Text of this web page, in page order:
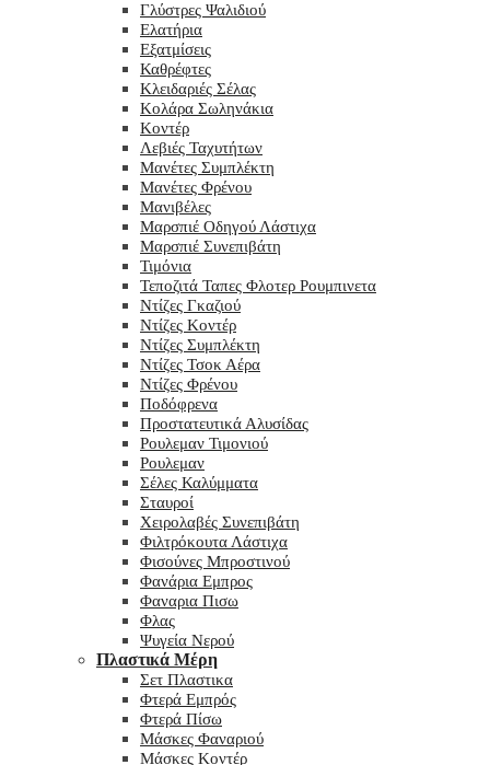
Γλύστρες Ψαλιδιού
Ελατήρια
Εξατμίσεις
Καθρέφτες
Κλειδαριές Σέλας
Κολάρα Σωληνάκια
Κοντέρ
Λεβιές Ταχυτήτων
Μανέτες Συμπλέκτη
Μανέτες Φρένου
Μανιβέλες
Μαρσπιέ Οδηγού Λάστιχα
Μαρσπιέ Συνεπιβάτη
Τιμόνια
Τεποζιτά Ταπες Φλοτερ Ρουμπινετα
Ντίζες Γκαζιού
Ντίζες Κοντέρ
Ντίζες Συμπλέκτη
Ντίζες Τσοκ Αέρα
Ντίζες Φρένου
Ποδόφρενα
Προστατευτικά Αλυσίδας
Ρουλεμαν Τιμονιού
Ρουλεμαν
Σέλες Καλύμματα
Σταυροί
Χειρολαβές Συνεπιβάτη
Φιλτρόκουτα Λάστιχα
Φισούνες Μπροστινού
Φανάρια Εμπρος
Φαναρια Πισω
Φλας
Ψυγεία Νερού
Πλαστικά Μέρη
Σετ Πλαστικα
Φτερά Εμπρός
Φτερά Πίσω
Μάσκες Φαναριού
Μάσκες Κοντέρ